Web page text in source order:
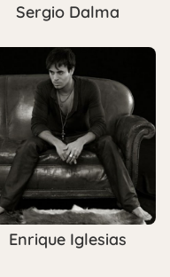
Sergio Dalma
Enrique Iglesias